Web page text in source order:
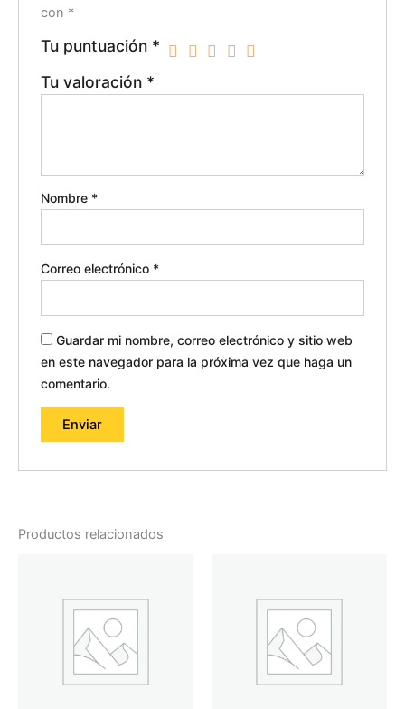
con *
Tu puntuación *
Tu valoración *
Nombre *
Correo electrónico *
Guardar mi nombre, correo electrónico y sitio web
en este navegador para la próxima vez que haga un
comentario.
Productos relacionados